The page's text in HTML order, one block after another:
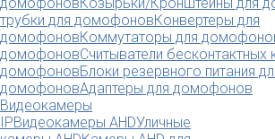
трубки для домофоновКонвертеры для
домофоновКоммутаторы для
домофоновСчитыватели бесконтактных
домофоновБлоки резервного питания
домофоновАдаптеры для домофонов
Видеокамеры
IPВидеокамеры AHDУличные